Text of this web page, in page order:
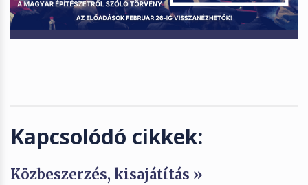
Kapcsolódó cikkek:
Közbeszerzés, kisajátítás »